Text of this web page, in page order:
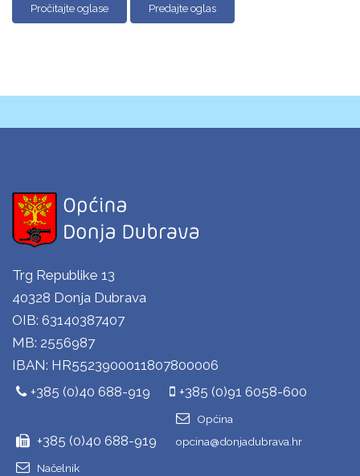
Pročitajte oglase Predajte oglas
Trg Republike 13
40328 Donja Dubrava
OIB: 63140387407
MB: 2556987
IBAN: HR5523900011807800006
+385 (0)40 688-919
+385 (0)91 6058-600
+385 (0)40 688-919
Općina
opcina@donjadubrava.hr
Načelnik